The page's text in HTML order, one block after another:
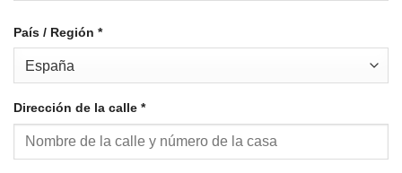
País / Región *
Dirección de la calle *